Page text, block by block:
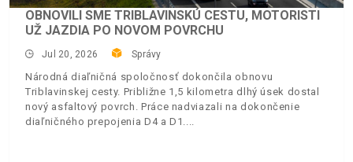
OBNOVILI SME TRIBLAVINSKÚ CESTU, MOTORISTI
UŽ JAZDIA PO NOVOM POVRCHU
Jul 20, 2026 Správy
Národná diaľničná spoločnosť dokončila obnovu
Triblavinskej cesty. Približne 1,5 kilometra dlhý úsek dostal
nový asfaltový povrch. Práce nadviazali na dokončenie
diaľničného prepojenia D4 a D1.